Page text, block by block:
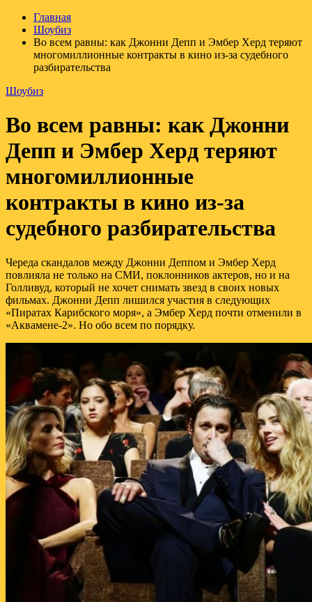
Главная
Шоубиз
Во всем равны: как Джонни Депп и Эмбер Херд теряют
многомиллионные контракты в кино из-за судебного
разбирательства
Шоубиз
Во всем равны: как Джонни
Депп и Эмбер Херд теряют
многомиллионные
контракты в кино из-за
судебного разбирательства
Череда скандалов между Джонни Деппом и Эмбер Херд
повлияла не только на СМИ, поклонников актеров, но и на
Голливуд, который не хочет снимать звезд в своих новых
фильмах. Джонни Депп лишился участия в следующих
«Пиратах Карибского моря», а Эмбер Херд почти отменили в
«Аквамене-2». Но обо всем по порядку.